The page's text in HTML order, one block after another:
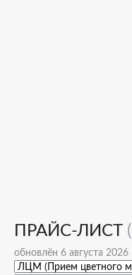
ПРАЙС-ЛИСТ
обновлён 6 августа 2026